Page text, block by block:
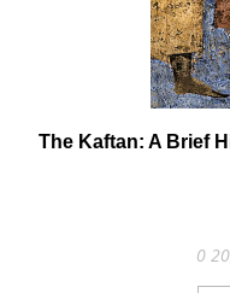
The Kaftan: A Brief
0